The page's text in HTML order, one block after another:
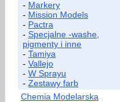
- Markery
- Mission Models
- Pactra
- Specjalne -washe,
pigmenty i inne
- Tamiya
- Vallejo
- W Sprayu
- Zestawy farb
Chemia Modelarska